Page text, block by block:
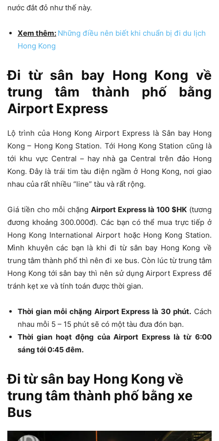
nước đắt đỏ như thế này.
Xem thêm: Những điều nên biết khi chuẩn bị đi du lịch
Hong Kong
Đi từ sân bay Hong Kong về
trung tâm thành phố bằng
Airport Express
Lộ trình của Hong Kong Airport Express là Sân bay Hong
Kong – Hong Kong Station. Tới Hong Kong Station cũng là
tới khu vực Central – hay nhà ga Central trên đảo Hong
Kong. Đây là trái tim tàu điện ngầm ở Hong Kong, nơi giao
nhau của rất nhiều “line” tàu và rất rộng.
Giá tiền cho mỗi chặng Airport Express là 100 $HK (tương
đương khoảng 300.000đ). Các bạn có thể mua trực tiếp ở
Hong Kong International Airport hoặc Hong Kong Station.
Mình khuyên các bạn là khi đi từ sân bay Hong Kong về
trung tâm thành phố thì nên đi xe bus. Còn lúc từ trung tâm
Hong Kong tới sân bay thì nên sử dụng Airport Express để
tránh kẹt xe và tính toán được thời gian.
Thời gian mỗi chặng Airport Express là 30 phút. Cách
nhau mỗi 5 – 15 phút sẽ có một tàu đưa đón bạn.
Thời gian hoạt động của Airport Express là từ 6:00
sáng tới 0:45 đêm.
Đi từ sân bay Hong Kong về
trung tâm thành phố bằng xe
Bus